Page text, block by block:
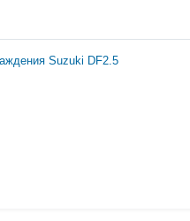
Suzuki DF2.5